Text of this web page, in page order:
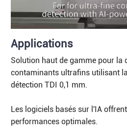
Applications
Solution haut de gamme pour la
contaminants ultrafins utilisant
détection TDI 0,1 mm.
Les logiciels basés sur l'IA
performances optimales.